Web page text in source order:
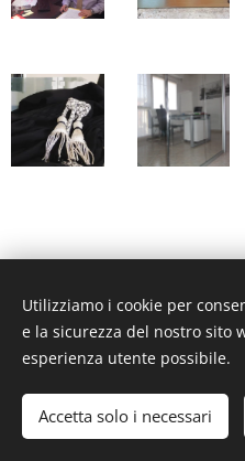
Studio Legale Gabbatore,
Utilizziamo i cookie per
e la sicurezza del nostro sito
esperienza utente possibile.
Accetta solo i necessari